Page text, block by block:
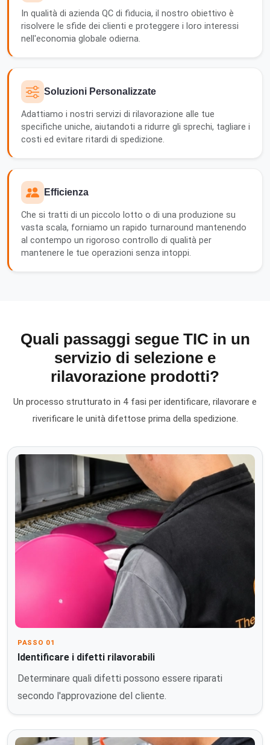
In qualità di azienda QC di fiducia, il nostro obiettivo è
risolvere le sfide dei clienti e proteggere i loro interessi
nell'economia globale odierna.
Soluzioni Personalizzate
Adattiamo i nostri servizi di rilavorazione alle tue
specifiche uniche, aiutandoti a ridurre gli sprechi, tagliare i
costi ed evitare ritardi di spedizione.
Efficienza
Che si tratti di un piccolo lotto o di una produzione su
vasta scala, forniamo un rapido turnaround mantenendo
al contempo un rigoroso controllo di qualità per
mantenere le tue operazioni senza intoppi.
Quali passaggi segue TIC in un
servizio di selezione e
rilavorazione prodotti?
Un processo strutturato in 4 fasi per identificare, rilavorare e
riverificare le unità difettose prima della spedizione.
PASSO 01
Identificare i difetti rilavorabili
Determinare quali difetti possono essere riparati
secondo l'approvazione del cliente.